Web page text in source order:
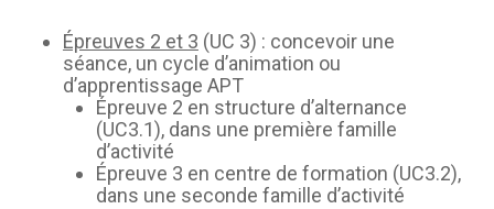
Épreuves 2 et 3 (UC 3) : concevoir une
séance, un cycle d’animation ou
d’apprentissage APT
Épreuve 2 en structure d’alternance
(UC3.1), dans une première famille
d’activité
Épreuve 3 en centre de formation (UC3.2),
dans une seconde famille d’activité